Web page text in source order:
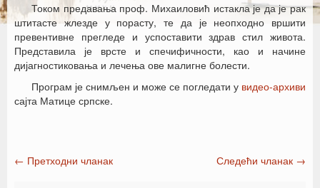
Током предавања проф. Михаиловић истакла је да је рак
штитасте жлезде у порасту, те да је неопходно вршити
превентивне прегледе и успоставити здрав стил живота.
Представила је врсте и спечифичности, као и начине
дијагностиковања и лечења ове малигне болести.
Програм је снимљен и може се погледати у видео-архиви
сајта Матице српске.
Post navigation
Следећи чланак →
← Претходни чланак